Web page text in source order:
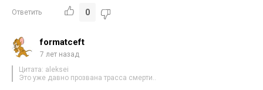
Ответить 0
formatceft
7 лет назад
Цитата: aleksei
Это уже давно прозвана трасса смерти..